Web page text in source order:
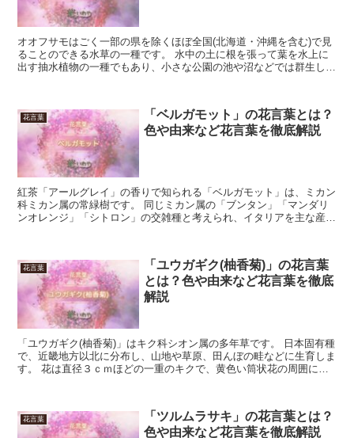
オオフサモはごく一部の県を除くほぼ全国(北海道・沖縄を含む)で見
ることのできる水草の一種です。 水中の土に根を張って葉を水上に
出す抽水植物の一種でもあり、小さな公園の池や沼などでは群生し水
花言葉
「ベルガモット」の花言葉とは？
色や由来など花言葉を徹底解説
紅茶「アールグレイ」の香りで知られる「ベルガモット」は、ミカン
科ミカン属の常緑樹です。 同じミカン属の「ブンタン」「マンダリ
ンオレンジ」「シトロン」の交雑種と考えられ、イタリアを主な産地
花言葉
「ユウガギク(柚香菊)」の花言葉
とは？色や由来など花言葉を徹底
解説
「ユウガギク(柚香菊)」はキク科シオン属の多年草です。 日本固有種
で、近畿地方以北に分布し、山地や草原、田んぼの畦などに生育しま
す。 花は直径３ｃｍほどの一重のキクで、黄色い筒状花の周囲に白
花言葉
「ツルムラサキ」の花言葉とは？
色や由来など花言葉を徹底解説